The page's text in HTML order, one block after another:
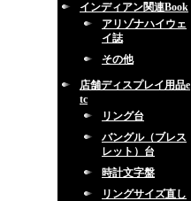
インディアン関連Book
アリゾナハイウェ
イ誌
その他
店舗ディスプレイ用品e
tc
リング台
バングル（ブレス
レット）台
時計文字盤
リングサイズ直し